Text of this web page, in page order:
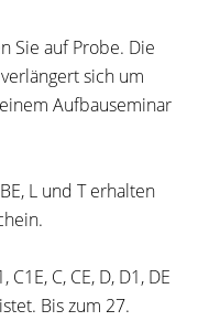
Sie auf Probe. Die
sich um
Aufbauseminar
L und T erhalten
C, CE, D, D1, DE
Bis zum 27.